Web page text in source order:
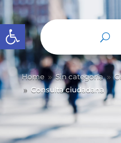
Abrir barra de herramientas
Home 9 Sin categoría 9
9 Consulta ciudadana